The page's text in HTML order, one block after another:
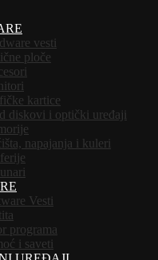
vesti
ploče
kartice
diskovi i optički uređaji
napajanja i kuleri
Vesti
programa
i saveti